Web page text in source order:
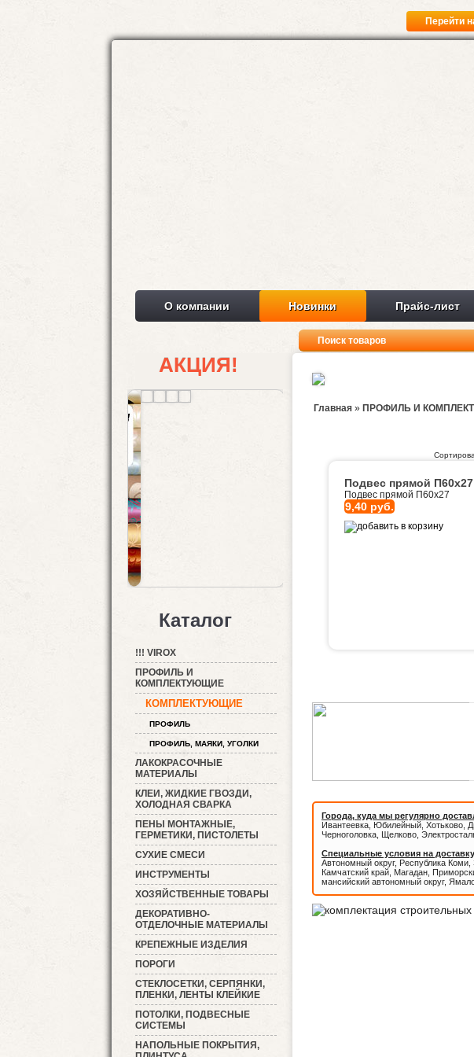
Перейти
О компании Новинки Прайс-лист
АКЦИЯ!
Каталог
!!! VIROX
ПРОФИЛЬ И
КОМПЛЕКТУЮЩИЕ
КОМПЛЕКТУЮЩИЕ
ПРОФИЛЬ
ПРОФИЛЬ, МАЯКИ, УГОЛКИ
ЛАКОКРАСОЧНЫЕ
МАТЕРИАЛЫ
КЛЕИ, ЖИДКИЕ ГВОЗДИ,
ХОЛОДНАЯ СВАРКА
ПЕНЫ МОНТАЖНЫЕ,
ГЕРМЕТИКИ, ПИСТОЛЕТЫ
СУХИЕ СМЕСИ
ИНСТРУМЕНТЫ
ХОЗЯЙСТВЕННЫЕ ТОВАРЫ
ДЕКОРАТИВНО-
ОТДЕЛОЧНЫЕ МАТЕРИАЛЫ
КРЕПЕЖНЫЕ ИЗДЕЛИЯ
ПОРОГИ
СТЕКЛОСЕТКИ, СЕРПЯНКИ,
ПЛЕНКИ, ЛЕНТЫ КЛЕЙКИЕ
ПОТОЛКИ, ПОДВЕСНЫЕ
СИСТЕМЫ
НАПОЛЬНЫЕ ПОКРЫТИЯ,
Главная » ПРОФИЛЬ И
Подвес прямой П60х27
Подвес прямой П60х27
9,40 руб.
Города, куда мы регулярно
Ивантеевка, Юбилейный, Хотьково,
Черноголовка, Щелково,
Специальные условия на
Автономный округ, Республика Коми,
Камчатский край, Магадан,
мансийский автономный округ,